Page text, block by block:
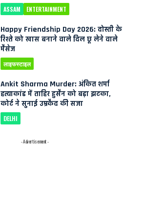
ASSAM ENTERTAINMENT
Happy Friendship Day 2026: दोस्ती के
रिश्ते को खास बनाने वाले दिल छू लेने वाले
मैसेज
लाइफस्टाइल
Ankit Sharma Murder: अंकित शर्मा
हत्याकांड में ताहिर हुसैन को बड़ा झटका,
कोर्ट ने सुनाई उम्रकैद की सजा
DELHI
- Advertisement -